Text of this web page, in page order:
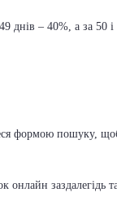
днів – 40%, а за 50
формою пошуку,
заздалегідь